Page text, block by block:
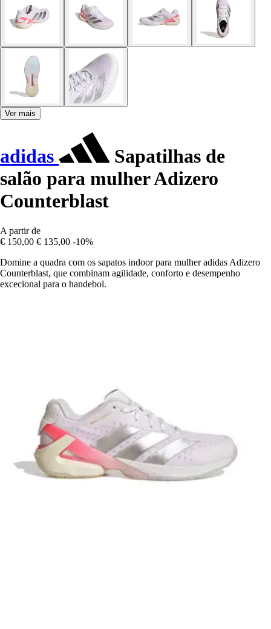
Ver mais
adidas
Sapatilhas de
salão para mulher Adizero
Counterblast
A partir de
€ 150,00 € 135,00 -10%
Domine a quadra com os sapatos indoor para mulher adidas Adizero
Counterblast, que combinam agilidade, conforto e desempenho
excecional para o handebol.